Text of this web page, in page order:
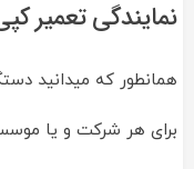
نمایندگی تعمیر
همانطور که میدانید
برای هر شرکت و یا